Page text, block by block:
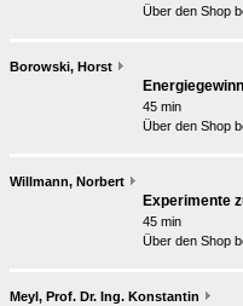
Über den Shop
Borowski, Horst
45 min
Über den Shop
Willmann, Norbert
Experimente
45 min
Über den Shop
Meyl, Prof. Dr. Ing. Konstantin